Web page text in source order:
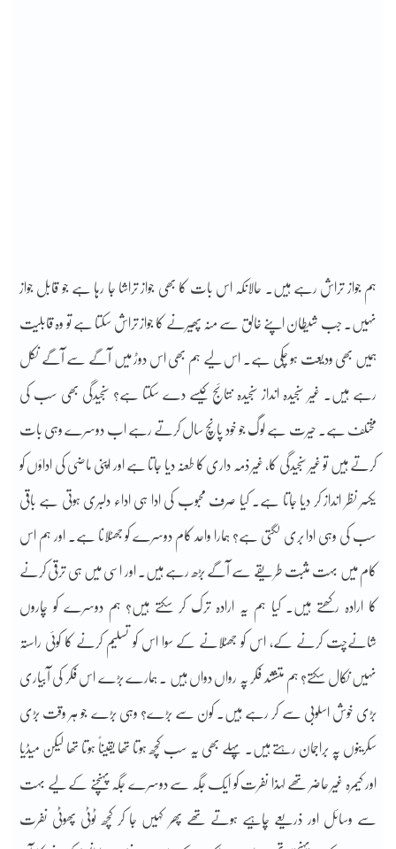
ہم جواز تراش رہے ہیں۔ حالانکہ اس بات کا بھی جواز تراشا جا رہا ہے جو قابل جواز
نہیں۔ جب شیطان اپنے خالق سے منہ پھیرنے کا جواز تراش سکتا ہے تو وہ قابلیت
ہمیں بھی ودیعت ہو چکی ہے۔ اس لیے ہم بھی اس دوڑ میں آگے سے آگے نکل
رہے ہیں۔ غیر سنجیدہ انداز سنجیدہ نتائج کیسے دے سکتا ہے؟ سنجیدگی بھی سب کی
مختلف ہے۔ حیرت ہے لوگ جو خود پانچ سال کرتے رہے اب دوسرے وہی بات
کرتے ہیں تو غیر سنجیدگی کا، غیر ذمہ داری کا طعنہ دیا جاتا ہے اور اپنی ماضی کی اداؤں کو
یکسر نظر انداز کر دیا جاتا ہے۔ کیا صرف محبوب کی ادا ہی اداء دلبری ہوتی ہے باقی
سب کی وہی ادا بری لگتی ہے؟ ہمارا واحد کام دوسرے کو جھٹلانا ہے۔ اور ہم اس
کام میں بہت مثبت طریقے سے آگے بڑھ رہے ہیں۔ اور اسی میں ہی ترقی کرنے
کا ارادہ رکھتے ہیں۔ کیا ہم یہ ارادہ ترک کر سکتے ہیں؟ ہم دوسرے کو چاروں
شانےچت کرنے کے، اس کو جھٹلانے کے سوا اس کو تسلیم کرنے کا کوئی راستہ
نہیں نکال سکتے؟ ہم متششد فکر پہ رواں دواں ہیں ۔ ہمارے بڑے اس فکر کی آبیاری
بڑی خوش اسلوبی سے کر رہے ہیں۔ کون سے بڑے؟ وہی بڑے جو ہر وقت بڑی
سکرینوں پہ براجمان رہتے ہیں۔ پہلے بھی یہ سب کچھ ہوتا تھا یقیناً ہوتا تھا لیکن میڈیا
اور کیمرہ غیر حاضر تھے لہذا نفرت کو ایک جگہ سے دوسرے جگہ پہنچنے کے لیے بہت
سے وسائل اور ذریعے چاہیے ہوتے تھے پھر کہیں جا کر کچھ ٹوٹی پھوٹی نفرت